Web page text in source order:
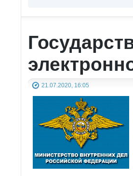
21.07.2020, 16:05